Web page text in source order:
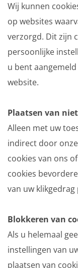
Wij kunnen
op websites
verzorgd. Dit zijn
persoonlijke
u bent
website.
Plaatsen van
Alleen met uw
indirect door
cookies van ons
cookies
van uw
Blokkeren van
Als u helemaal
instellingen van
plaatsen van